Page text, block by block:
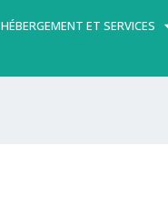
HÉBERGEMENT ET SERVICES